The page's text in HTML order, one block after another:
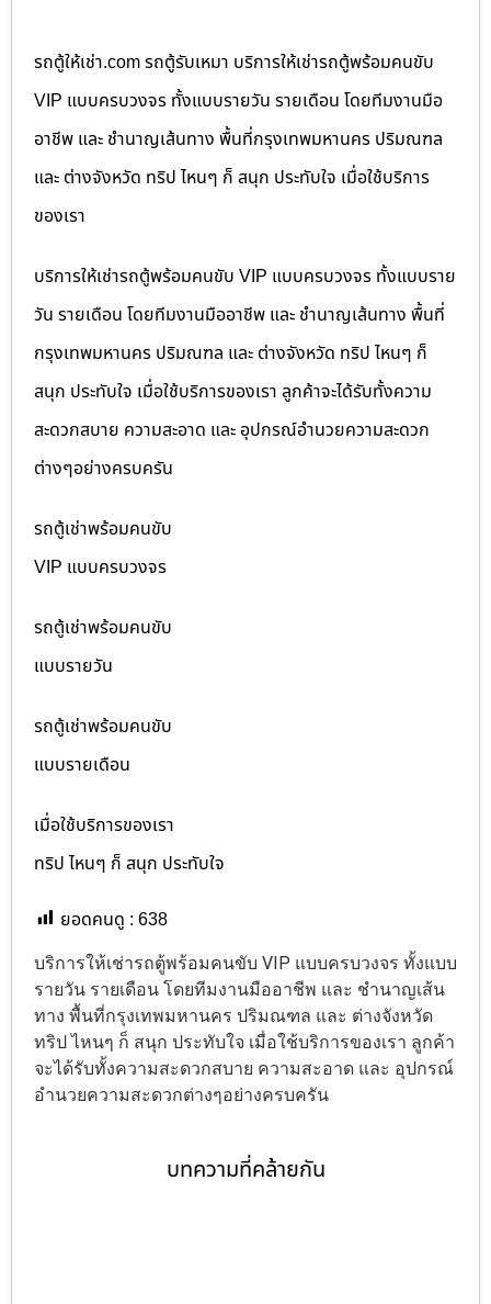
รถตู้ให้เช่า.com รถตู้รับเหมา บริการให้เช่ารถตู้พร้อมคนขับ
VIP แบบครบวงจร ทั้งแบบรายวัน รายเดือน โดยทีมงานมือ
อาชีพ และ ชำนาญเส้นทาง พื้นที่กรุงเทพมหานคร ปริมณฑล
และ ต่างจังหวัด ทริป ไหนๆ ก็ สนุก ประทับใจ เมื่อใช้บริการ
ของเรา
บริการให้เช่ารถตู้พร้อมคนขับ VIP แบบครบวงจร ทั้งแบบราย
วัน รายเดือน โดยทีมงานมืออาชีพ และ ชำนาญเส้นทาง พื้นที่
กรุงเทพมหานคร ปริมณฑล และ ต่างจังหวัด ทริป ไหนๆ ก็
สนุก ประทับใจ เมื่อใช้บริการของเรา ลูกค้าจะได้รับทั้งความ
สะดวกสบาย ความสะอาด และ อุปกรณ์อำนวยความสะดวก
ต่างๆอย่างครบครัน
รถตู้เช่าพร้อมคนขับ
VIP แบบครบวงจร
รถตู้เช่าพร้อมคนขับ
แบบรายวัน
รถตู้เช่าพร้อมคนขับ
แบบรายเดือน
เมื่อใช้บริการของเรา
ทริป ไหนๆ ก็ สนุก ประทับใจ
ยอดคนดู : 638
บริการให้เช่ารถตู้พร้อมคนขับ VIP แบบครบวงจร ทั้งแบบ
รายวัน รายเดือน โดยทีมงานมืออาชีพ และ ชำนาญเส้น
ทาง พื้นที่กรุงเทพมหานคร ปริมณฑล และ ต่างจังหวัด
ทริป ไหนๆ ก็ สนุก ประทับใจ เมื่อใช้บริการของเรา ลูกค้า
จะได้รับทั้งความสะดวกสบาย ความสะอาด และ อุปกรณ์
อำนวยความสะดวกต่างๆอย่างครบครัน
บทความที่คล้ายกัน